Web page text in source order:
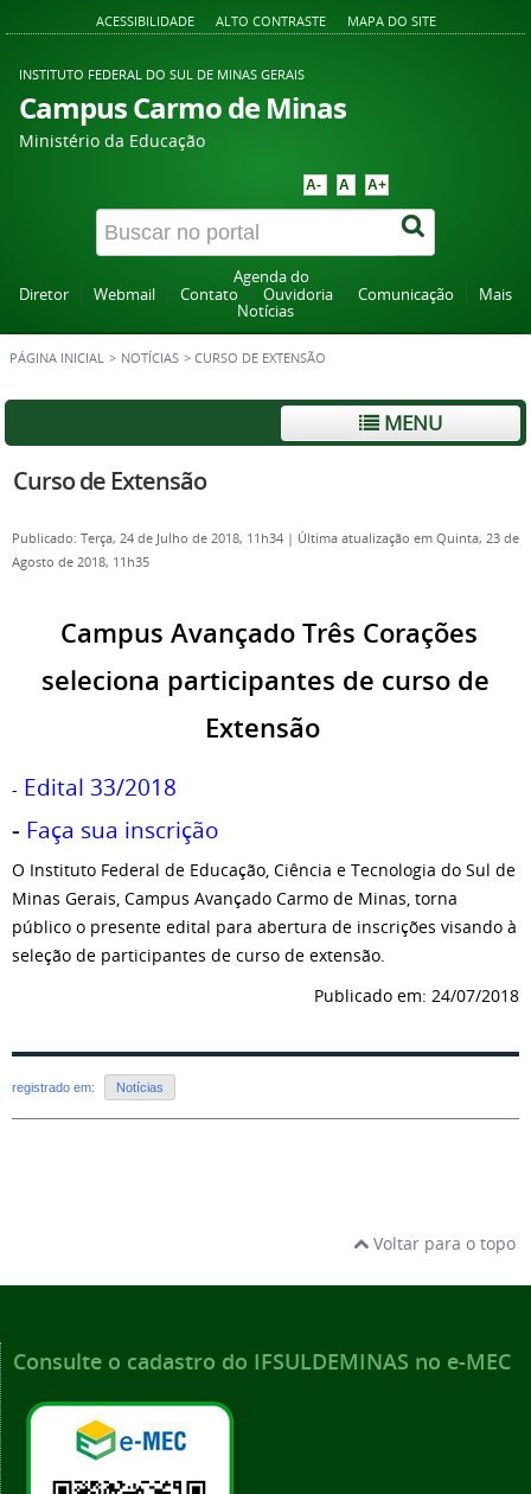
ACESSIBILIDADE ALTO CONTRASTE MAPA DO SITE
INSTITUTO FEDERAL DO SUL DE MINAS GERAIS
Campus Carmo de Minas
Ministério da Educação
A- A A+
Agenda do
Diretor
Webmail Contato Ouvidoria Comunicação
Mais
Notícias
PÁGINA INICIAL > NOTÍCIAS > CURSO DE EXTENSÃO
MENU
Curso de Extensão
Publicado: Terça, 24 de Julho de 2018, 11h34 | Última atualização em Quinta, 23 de
Agosto de 2018, 11h35
Campus Avançado Três Corações
seleciona participantes de curso de
Extensão
- Edital 33/2018
- Faça sua inscrição
O Instituto Federal de Educação, Ciência e Tecnologia do Sul de
Minas Gerais, Campus Avançado Carmo de Minas, torna
público o presente edital para abertura de inscrições visando à
seleção de participantes de curso de extensão.
Publicado em: 24/07/2018
registrado em: Notícias
Voltar para o topo
Consulte o cadastro do IFSULDEMINAS no e-MEC